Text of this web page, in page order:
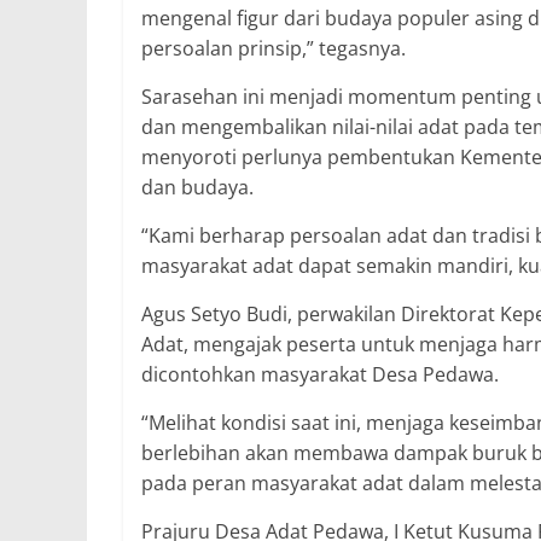
mengenal figur dari budaya populer asing
persoalan prinsip,” tegasnya.
Sarasehan ini menjadi momentum
dan mengembalikan nilai-nilai adat pada
menyoroti perlunya pembentukan
dan budaya.
“Kami berharap persoalan adat dan
masyarakat adat dapat semakin mandiri,
Agus Setyo Budi, perwakilan Direktorat
Adat, mengajak peserta untuk menjaga
dicontohkan masyarakat Desa Pedawa.
“Melihat kondisi saat ini, menjaga
berlebihan akan membawa dampak buruk
pada peran masyarakat adat dalam
Prajuru Desa Adat Pedawa, I Ketut